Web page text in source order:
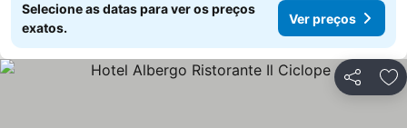
Selecione as datas para ver os preços
exatos.
Ver preços
Partilhar